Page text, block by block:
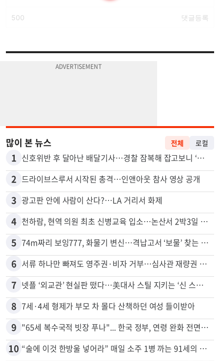
1 신호위반 후 달아난 배달기사…경찰 잠복해 잡고보니 ‘반전’
2 드라이브스루서 시작된 총격…인앤아웃 참사 영상 공개
3 광고판 안에 사람이 산다?…LA 거리서 화제
4 천하람, 현역 의원 최초 신병교육 입소…논산서 2박3일 생활
5 74m짜리 보잉777, 화물기 변신…격납고서 ‘보물’ 찾는 인천공항
6 서류 하나만 빠져도 영주권·비자 거부…심사관 재량권 대폭 확대
7
8 7세·4세 형제가 부모 차 몰다 산책하던 여성 들이받아
9 "65세 복수국적 빗장 푸나"... 한국 정부, 연령 완화 전면 추진